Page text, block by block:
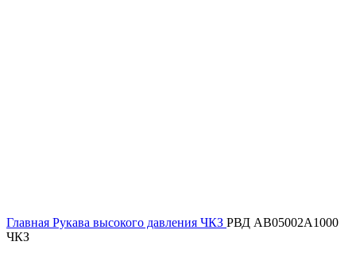
Главная Рукава высокого давления ЧКЗ РВД AB05002A1000
ЧКЗ